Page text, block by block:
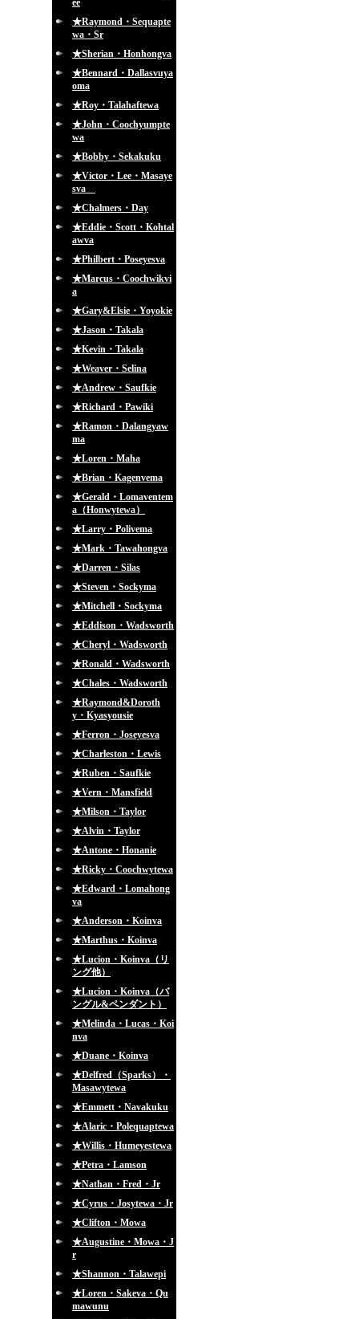
ee
★Raymond・Sequapte
wa・Sr
★Sherian・Honhongva
★Bennard・Dallasvuya
oma
★Roy・Talahaftewa
★John・Coochyumpte
wa
★Bobby・Sekakuku
★Victor・Lee・Masaye
sva
★Chalmers・Day
★Eddie・Scott・Kohtal
awva
★Philbert・Poseyesva
★Marcus・Coochwikvi
a
★Gary&Elsie・Yoyokie
★Jason・Takala
★Kevin・Takala
★Weaver・Selina
★Andrew・Saufkie
★Richard・Pawiki
★Ramon・Dalangyaw
ma
★Loren・Maha
★Brian・Kagenvema
★Gerald・Lomaventem
a（Honwytewa）
★Larry・Polivema
★Mark・Tawahongva
★Darren・Silas
★Steven・Sockyma
★Mitchell・Sockyma
★Eddison・Wadsworth
★Cheryl・Wadsworth
★Ronald・Wadsworth
★Chales・Wadsworth
★Raymond&Doroth
y・Kyasyousie
★Ferron・Joseyesva
★Charleston・Lewis
★Ruben・Saufkie
★Vern・Mansfield
★Milson・Taylor
★Alvin・Taylor
★Antone・Honanie
★Ricky・Coochwytewa
★Edward・Lomahong
va
★Anderson・Koinva
★Marthus・Koinva
★Lucion・Koinva（リ
ング他）
★Lucion・Koinva（バ
ングル&ペンダント）
★Melinda・Lucas・Koi
nva
★Duane・Koinva
★Delfred（Sparks）・
Masawytewa
★Emmett・Navakuku
★Alaric・Polequaptewa
★Willis・Humeyestewa
★Petra・Lamson
★Nathan・Fred・Jr
★Cyrus・Josytewa・Jr
★Clifton・Mowa
★Augustine・Mowa・J
r
★Shannon・Talawepi
★Loren・Sakeva・Qu
mawunu